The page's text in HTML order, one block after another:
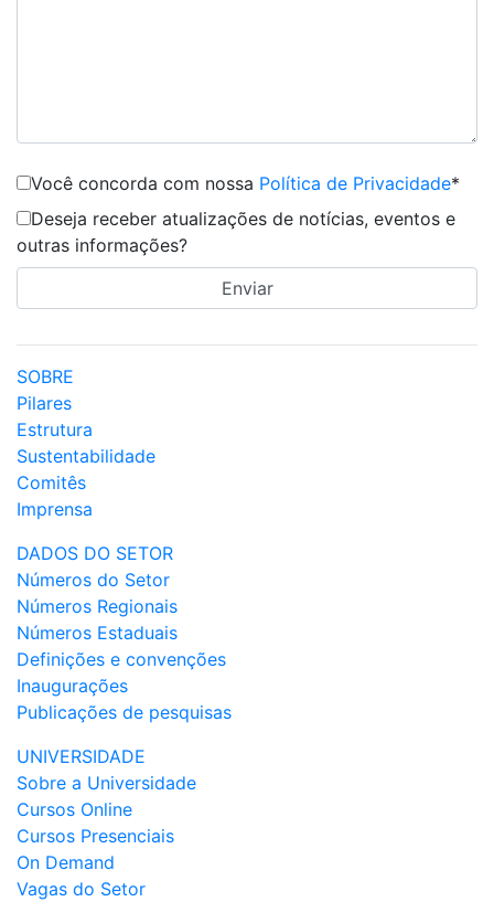
Você concorda com nossa Política de Privacidade*
Deseja receber atualizações de notícias, eventos e
outras informações?
SOBRE
Pilares
Estrutura
Sustentabilidade
Comitês
Imprensa
DADOS DO SETOR
Números do Setor
Números Regionais
Números Estaduais
Definições e convenções
Inaugurações
Publicações de pesquisas
UNIVERSIDADE
Sobre a Universidade
Cursos Online
Cursos Presenciais
On Demand
Vagas do Setor